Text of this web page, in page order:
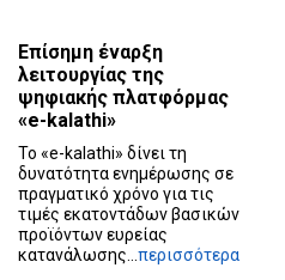
Επίσημη έναρξη
λειτουργίας της
ψηφιακής πλατφόρμας
«e-kalathi»
Το «e-kalathi» δίνει τη
δυνατότητα ενημέρωσης σε
πραγματικό χρόνο για τις
τιμές εκατοντάδων βασικών
προϊόντων ευρείας
κατανάλωσης... περισσότερα